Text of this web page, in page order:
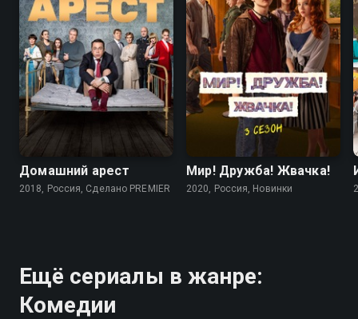
7.9 7.7
Домашний арест
2018, Россия, Сделано PREMIER
Мир! Дружба! Жвачка!
2020, Россия, Новинки
Ещё сериалы в жанре:
Комедии